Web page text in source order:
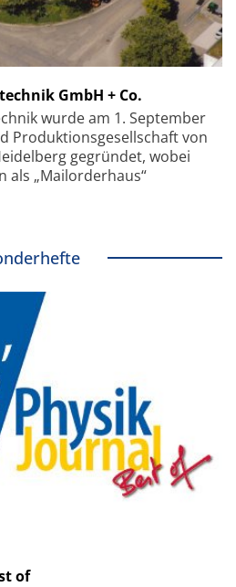
GmbH + Co.
wurde am 1. September
Produktionsgesellschaft von
gegründet, wobei
als „Mailorderhaus“
of